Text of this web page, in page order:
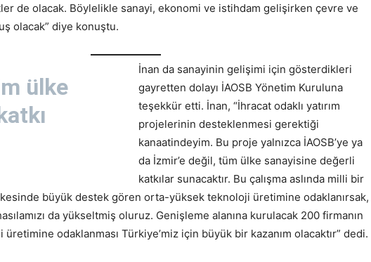
de olacak. Böylelikle sanayi, ekonomi ve istihdam gelişirken çevre ve
olacak” diye konuştu.
ülke
İnan da sanayinin gelişimi için gösterdikleri
gayretten dolayı İAOSB Yönetim Kuruluna
teşekkür etti. İnan, “İhracat odaklı yatırım
projelerinin desteklenmesi gerektiği
kanaatindeyim. Bu proje yalnızca İAOSB’ye ya
da İzmir’e değil, tüm ülke sanayisine değerli
katkılar sunacaktır. Bu çalışma aslında milli bir
büyük destek gören orta-yüksek teknoloji üretimine odaklanırsak,
da yükseltmiş oluruz. Genişleme alanına kurulacak 200 firmanın
odaklanması Türkiye’miz için büyük bir kazanım olacaktır” dedi.